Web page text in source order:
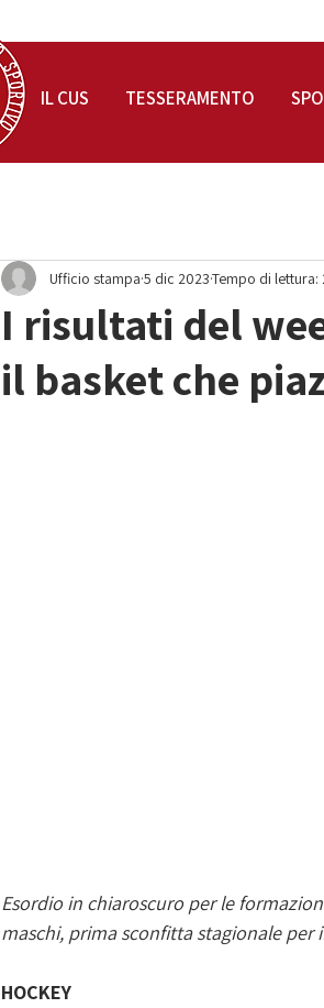
I risultati del
il basket che
Ufficio stampa 5 dic 2023Tempo di lettura:
Esordio in chiaroscuro per le
maschi, prima sconfitta stagionale per
HOCKEY
IL CUS TESSERAMENTO